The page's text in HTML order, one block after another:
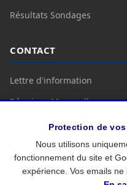
Protection de
Nous utilisons
fonctionnement du site et
expérience. Vos emails
Résultats Sondages
CONTACT
Lettre d'information
Réunions Mensuelles
Nous Contacter
Mentions légales
—